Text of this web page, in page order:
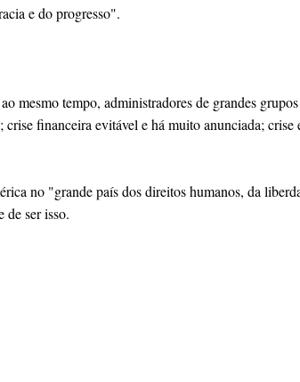
e do progresso".
mesmo tempo, administradores de grandes
financeira evitável e há muito anunciada;
no "grande país dos direitos humanos, da
de ser isso.